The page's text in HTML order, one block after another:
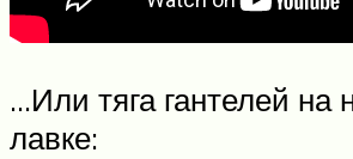
…Или тяга гантелей на
лавке: